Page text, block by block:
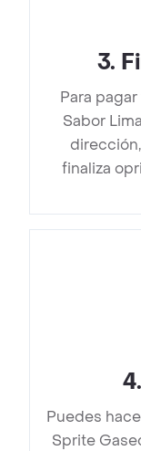
3.
Para
Sabor
finaliza
4.
Puedes
Sprite